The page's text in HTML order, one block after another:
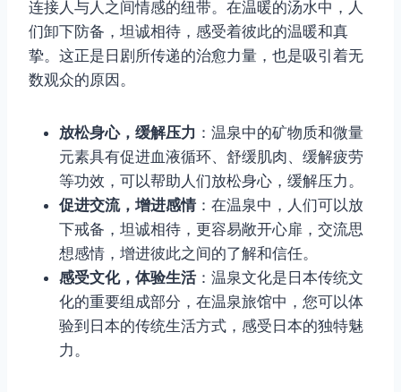
连接人与人之间情感的纽带。在温暖的汤水中，人
们卸下防备，坦诚相待，感受着彼此的温暖和真
挚。这正是日剧所传递的治愈力量，也是吸引着无
数观众的原因。
放松身心，缓解压力 ：温泉中的矿物质和微量
元素具有促进血液循环、舒缓肌肉、缓解疲劳
等功效，可以帮助人们放松身心，缓解压力。
促进交流，增进感情 ：在温泉中，人们可以放
下戒备，坦诚相待，更容易敞开心扉，交流思
想感情，增进彼此之间的了解和信任。
感受文化，体验生活：温泉文化是日本传统文
化的重要组成部分，在温泉旅馆中，您可以体
验到日本的传统生活方式，感受日本的独特魅
力。